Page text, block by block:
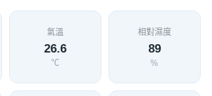
氣溫
26.6
℃
相對濕度
89
%